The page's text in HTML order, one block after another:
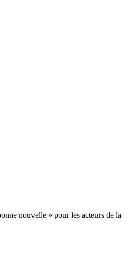
nouvelle » pour les acteurs de la